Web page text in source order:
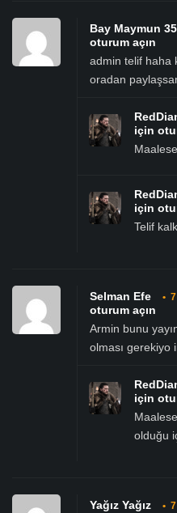
Bay Maymun 35
oturum açın
admin telif haha
oradan
için
için
Telif
Selman Efe •
oturum açın
Armin bunu
olması gerekiyo
için
olduğu
Yağız Yağız •